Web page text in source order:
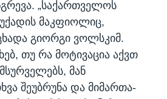
„საქართველოს
მაკფიოლიც,
გიორგი ვოლსკიმ.
თუ რა მოტივაცია აქვთ
მან
შეუბრუნა და მიმართა-